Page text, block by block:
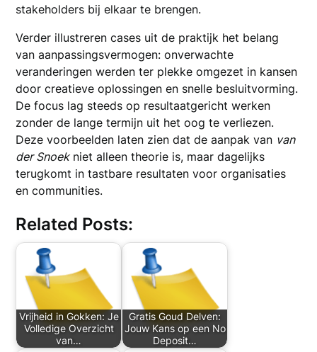
stakeholders bij elkaar te brengen.
Verder illustreren cases uit de praktijk het belang
van aanpassingsvermogen: onverwachte
veranderingen werden ter plekke omgezet in kansen
door creatieve oplossingen en snelle besluitvorming.
De focus lag steeds op resultaatgericht werken
zonder de lange termijn uit het oog te verliezen.
Deze voorbeelden laten zien dat de aanpak van van
der Snoekniet alleen theorie is, maar dagelijks
terugkomt in tastbare resultaten voor organisaties
en communities.
Related Posts:
Vrijheid in Gokken: Je
Volledige Overzicht
van…
Gratis Goud Delven:
Jouw Kans op een No
Deposit…